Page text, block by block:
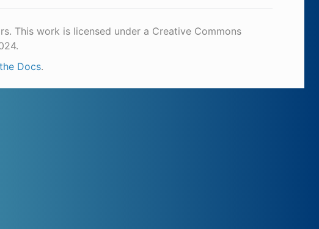
This work is licensed under a Creative Commons
Docs.